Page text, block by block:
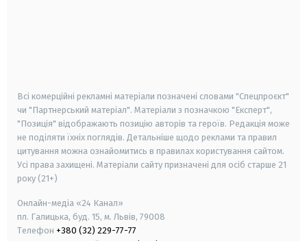
Всі комерційні рекламні матеріали позначені словами "Спецпроєкт"
чи "Партнерський матеріал". Матеріали з позначкою "Експерт",
"Позиція" відображають позицію авторів та героїв. Редакція може
не поділяти їхніх поглядів. Детальніше щодо реклами та правил
цитування можна ознайомитись в правилах користування сайтом.
Усі права захищені. Матеріали сайту призначені для осіб старше 21
року (21+)
Онлайн-медіа «24 Канал»
пл. Галицька, буд. 15, м. Львів, 79008
Телефон +380 (32) 229-77-77